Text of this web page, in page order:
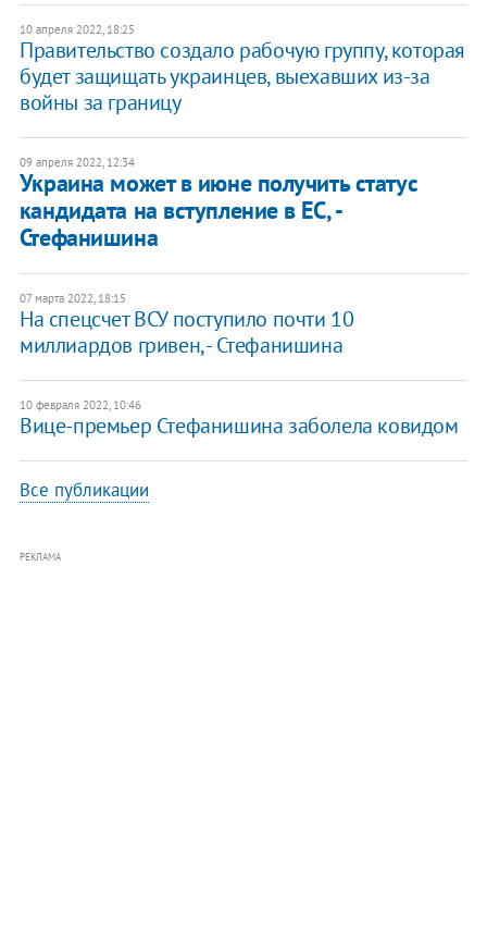
10 апреля 2022, 18:25
Правительство создало рабочую группу, которая
будет защищать украинцев, выехавших из-за
войны за границу
09 апреля 2022, 12:34
Украина может в июне получить статус
кандидата на вступление в ЕС, -
Стефанишина
07 марта 2022, 18:15
На спецсчет ВСУ поступило почти 10
миллиардов гривен, - Стефанишина
10 февраля 2022, 10:46
Вице-премьер Стефанишина заболела ковидом
Все публикации
РЕКЛАМА